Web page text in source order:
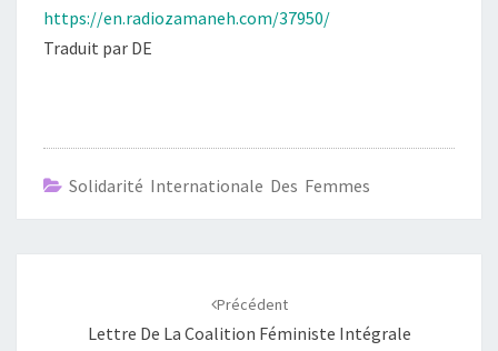
https://en.radiozamaneh.com/37950/
Traduit par DE
Solidarité Internationale Des Femmes
Précédent
Lettre De La Coalition Féministe Intégrale